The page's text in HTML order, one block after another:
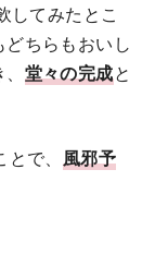
してみたとこ
ちらもおいし
堂々の完成と
で、 風邪予